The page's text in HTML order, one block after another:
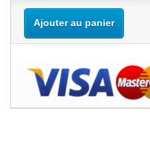
Ajouter au panier